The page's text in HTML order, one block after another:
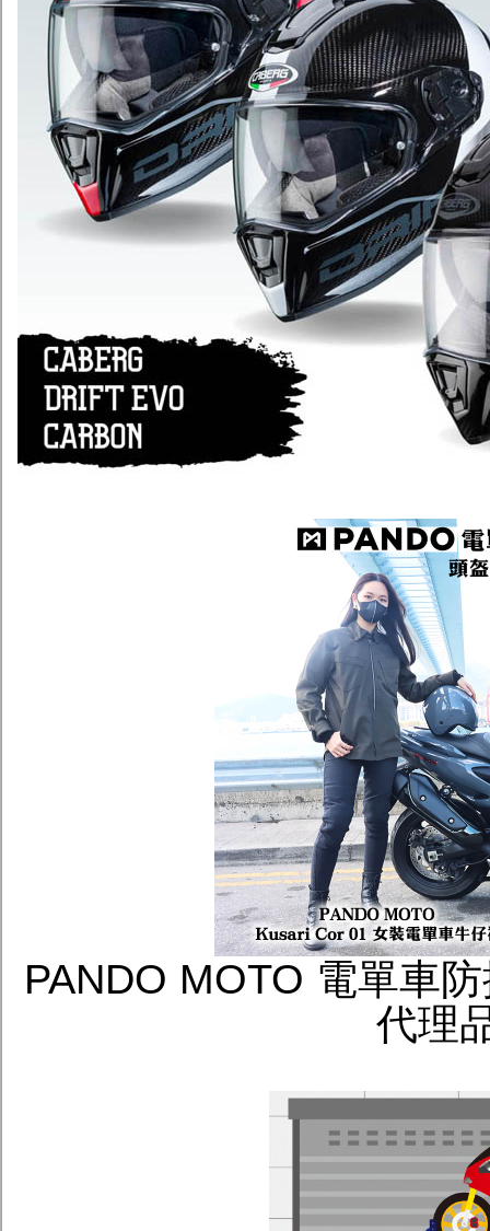
PANDO MOTO 電單車
代理